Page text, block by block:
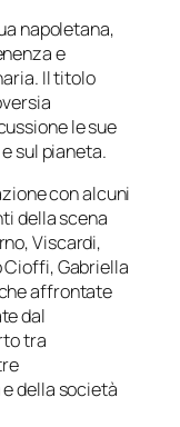
napoletana,
e
Il titolo
le sue
sul pianeta.
con alcuni
della scena
Viscardi,
Cioffi, Gabriella
affrontate
dal
tra
della società